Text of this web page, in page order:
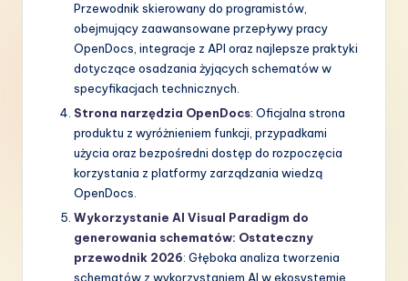
Przewodnik skierowany do programistów,
obejmujący zaawansowane przepływy pracy
OpenDocs, integracje z API oraz najlepsze praktyki
dotyczące osadzania żyjących schematów w
specyfikacjach technicznych.
Strona narzędzia OpenDocs: Oficjalna strona
produktu z wyróżnieniem funkcji, przypadkami
użycia oraz bezpośredni dostęp do rozpoczęcia
korzystania z platformy zarządzania wiedzą
OpenDocs.
Wykorzystanie AI Visual Paradigm do
generowania schematów: Ostateczny
przewodnik 2026: Głęboka analiza tworzenia
schematów z wykorzystaniem AI w ekosystemie